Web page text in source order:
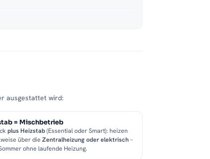
ausgestattet wird:
= Mischbetrieb
plus Heizstab(Essential oder Smart): heizen
über die Zentralheizung oder elektrisch–
ohne laufende Heizung.